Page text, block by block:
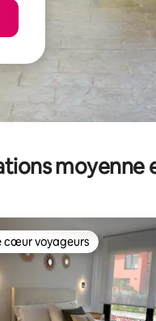
moyenne
cœur voyageurs
cœur voyageurs